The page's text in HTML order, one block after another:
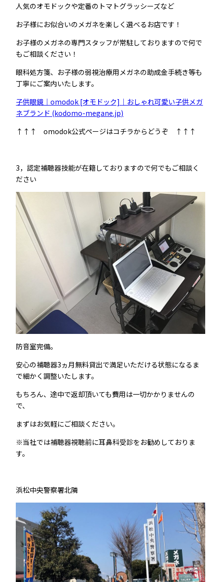
人気のオモドックや定番のトマトグラッシーズなど
お子様にお似合いのメガネを楽しく選べるお店です！
お子様のメガネの専門スタッフが常駐しておりますので何で
もご相談ください！
眼科処方箋、お子様の弱視治療用メガネの助成金手続き等も
丁寧にご案内いたします。
子供眼鏡｜omodok [オモドック]｜おしゃれ可愛い子供メガ
ネブランド (kodomo-megane.jp)
↑↑↑ omodok公式ページはコチラからどうぞ ↑↑↑
3，認定補聴器技能が在籍しておりますので何でもご相談く
ださい
防音室完備。
安心の補聴器3ヵ月無料貸出で満足いただける状態になるま
で細かく調整いたします。
もちろん、途中で返却頂いても費用は一切かかりませんの
で、
まずはお気軽にご相談ください。
※当社では補聴器視聴前に耳鼻科受診をお勧めしておりま
す。
浜松中央警察署北隣